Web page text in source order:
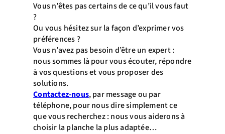
Vous n’êtes pas certains de ce qu’il vous faut
?
Ou vous hésitez sur la façon d’exprimer vos
préférences ?
Vous n’avez pas besoin d’être un expert :
nous sommes là pour vous écouter, répondre
à vos questions et vous proposer des
solutions.
Contactez-nous, par message ou par
téléphone, pour nous dire simplement ce
que vous recherchez : nous vous aiderons à
choisir la planche la plus adaptée…